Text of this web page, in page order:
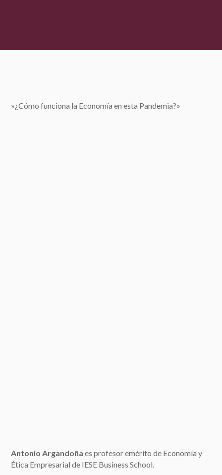
​»¿Cómo funciona la Economía en esta Pandemia?»
Antonio Argandoña es profesor emérito de Economía y
Ética Empresarial de IESE Business School.